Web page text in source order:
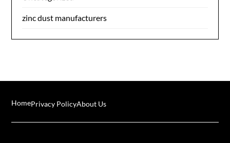
zinc dust manufacturers
HomePrivacy PolicyAbout Us